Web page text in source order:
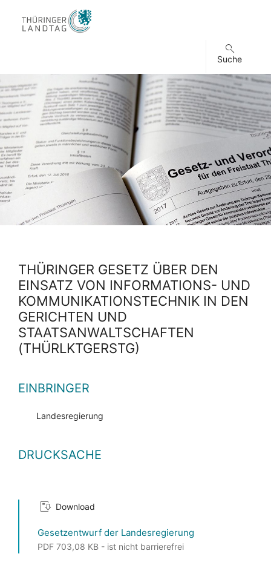
Suche
THÜRINGER GESETZ ÜBER DEN
EINSATZ VON INFORMATIONS- UND
KOMMUNIKATIONSTECHNIK IN DEN
GERICHTEN UND
STAATSANWALTSCHAFTEN
(THÜRLKTGERSTG)
EINBRINGER
Landesregierung
DRUCKSACHE
Download
Gesetzentwurf der Landesregierung
PDF 703,08 KB - ist nicht barrierefrei